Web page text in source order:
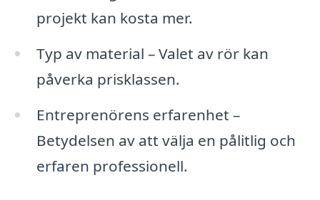
projekt kan kosta mer.
Typ av material – Valet av rör kan
påverka prisklassen.
Entreprenörens erfarenhet –
Betydelsen av att välja en pålitlig och
erfaren professionell.